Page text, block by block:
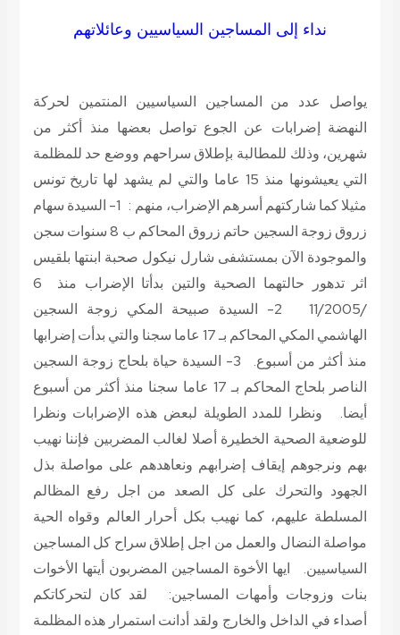
نداء إلى المساجين السياسيين وعائلاتهم
يواصل عدد من المساجين السياسيين المنتمين لحركة
النهضة إضرابات عن الجوع تواصل بعضها منذ أكثر من
شهرين، وذلك للمطالبة بإطلاق سراحهم ووضع حد للمظلمة
التي يعيشونها منذ 15 عاما والتي لم يشهد لها تاريخ تونس
مثيلا كما شاركتهم أسرهم الإضراب، منهم : 1- السيدة سهام
زروق زوجة السجين حاتم زروق المحاكم ب 8 سنوات سجن
والموجودة الآن بمستشفى شارل نيكول صحبة ابنتها بلقيس
اثر تدهور حالتهما الصحية والتين بدأتا الإضراب منذ 6
/11/2005 2- السيدة صبيحة المكي زوجة السجين
الهاشمي المكي المحاكم بـ 17 عاما سجنا والتي بدأت إضرابها
منذ أكثر من أسبوع. 3- السيدة حياة بلحاج زوجة السجين
الناصر بلحاج المحاكم بـ 17 عاما سجنا منذ أكثر من أسبوع
أيضا. ونظرا للمدد الطويلة لبعض هذه الإضرابات ونظرا
للوضعية الصحية الخطيرة أصلا لغالب المضربين فإننا نهيب
بهم ونرجوهم إيقاف إضرابهم ونعاهدهم على مواصلة بذل
الجهود والتحرك على كل الصعد من اجل رفع المظالم
المسلطة عليهم، كما نهيب بكل أحرار العالم وقواه الحية
مواصلة النضال والعمل من اجل إطلاق سراح كل المساجين
السياسيين. ايها الأخوة المساجين المضربون أيتها الأخوات
بنات وزوجات وأمهات المساجين: لقد كان لتحركاتكم
أصداء في الداخل والخارج ولقد أدانت استمرار هذه المظلمة